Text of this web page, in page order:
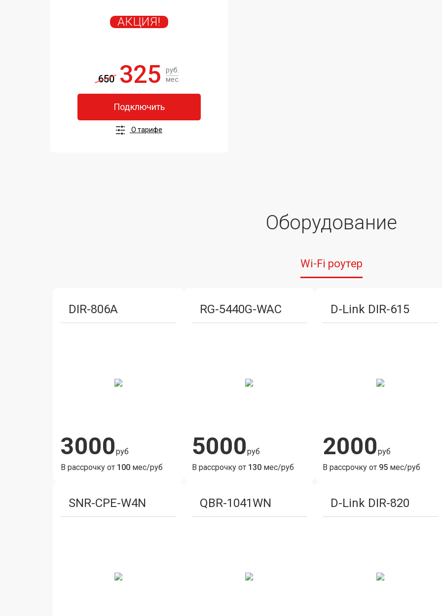
АКЦИЯ!
650 325
руб.
мес.
Подключить
О тарифе
Оборудование
Wi-Fi роутер
DIR-806A
3000руб
В рассрочку от 100 мес/руб
RG-5440G-WAC
5000руб
В рассрочку от 130 мес/руб
D-Link DIR-615
2000руб
В рассрочку от 95 мес/руб
SNR-CPE-W4N QBR-1041WN D-Link DIR-820